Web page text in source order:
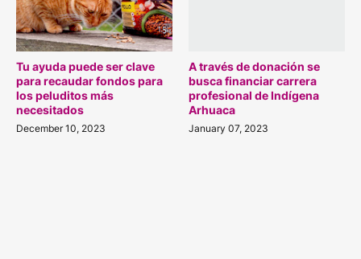
Tu ayuda puede ser clave
para recaudar fondos para
los peluditos más
necesitados
December 10, 2023
A través de donación se
busca financiar carrera
profesional de Indígena
Arhuaca
January 07, 2023